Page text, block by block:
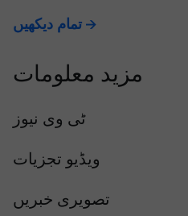
تمام دیکھیں
مزید معلومات
ٹی وی نیوز
ویڈیو تجزیات
تصویری خبریں